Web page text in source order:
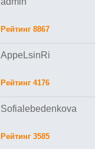
Рейтинг 8867
AppeLsinRi
Рейтинг 4176
Sofialebedenkova
Рейтинг 3585